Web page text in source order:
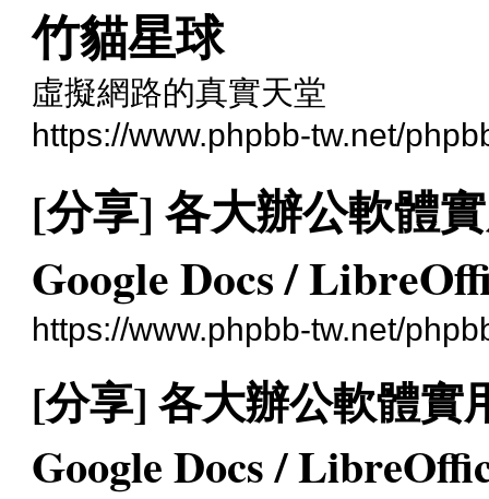
竹貓星球
虛擬網路的真實天堂
https://www.phpbb-tw.net/
[分享] 各大辦公軟體
Google Docs /
https://www.phpbb-tw.net/
[分享] 各大辦公軟體實
Google Docs /